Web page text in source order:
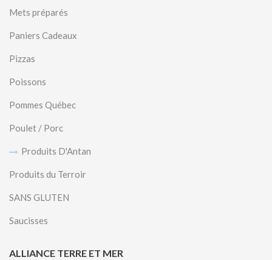
Mets préparés
Paniers Cadeaux
Pizzas
Poissons
Pommes Québec
Poulet / Porc
Produits D'Antan
Produits du Terroir
SANS GLUTEN
Saucisses
ALLIANCE TERRE ET MER